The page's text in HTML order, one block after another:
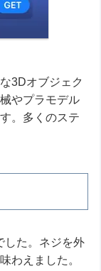
3Dオブジェク
やプラモデル
。多くのステ
した。ネジを外
わえました。